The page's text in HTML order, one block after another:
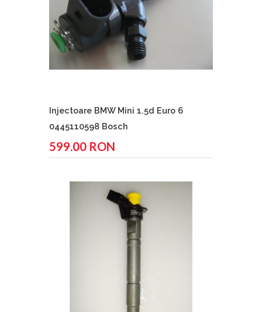
Injectoare BMW Mini 1.5d Euro 6
0445110598 Bosch
599.00 RON